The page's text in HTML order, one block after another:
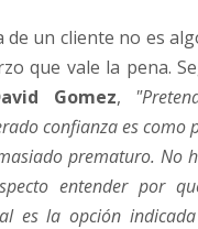
de un cliente no es
que vale la pena.
Gomez,
confianza es como
prematuro. No
entender por
es la opción